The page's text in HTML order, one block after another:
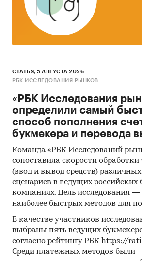
выступают так называемые (1)
(качественный) контент-
документов и (2)
Контент-анализ выполняется в
исследование). В общем виде
кабинетного исследования
проанализировать ситуацию на
и получить (рассчитать)
характеризующие его
время и в будущем.
Метод анализа данных
1. Базы данных Федеральной
службы РФ, ФСГС РФ (Росстат).
2. Материалы DataMonitor,
Eurostat.
3. Печатные и электронные
СТАТЬЯ, 5 АВГУСТА 2026
РБК ИССЛЕДОВАНИЯ РЫНКОВ
«РБК Исследования
определили самый
способ пополнения
букмекера и перевода
Команда «РБК Исследований
сопоставила скорости
(ввод и вывод средств)
сценариев в ведущих российских
компаниях. Цель исследования —
наиболее быстрых методов для
В качестве участников
выбраны пять ведущих
согласно рейтингу РБК https://
Среди платежных методов были